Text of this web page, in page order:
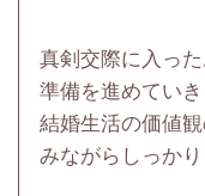
真剣交際に入っ
準備を進めていき
結婚生活の価値
みながらしっか